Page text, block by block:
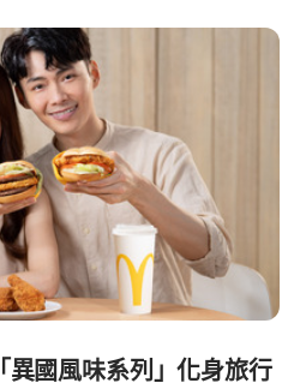
異國風味系列」化身旅行